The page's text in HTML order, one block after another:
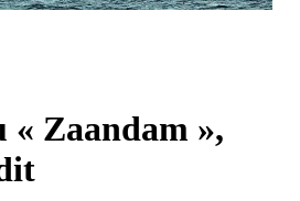
« Zaandam »,